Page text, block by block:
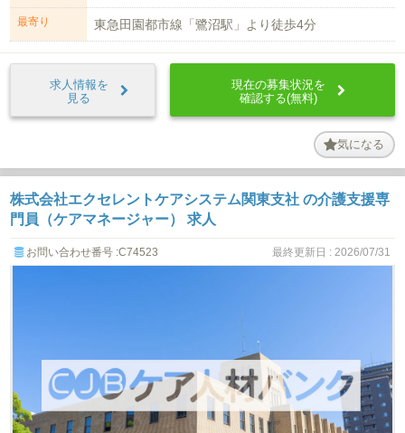
最寄り 東急田園都市線「鷺沼駅」より徒歩4分
求人情報を
見る
現在の募集状況を
確認する(無料)
気になる
株式会社エクセレントケアシステム関東支社 の介護支援専
門員（ケアマネージャー） 求人
お問い合わせ番号 :C74523 最終更新日 : 2026/07/31